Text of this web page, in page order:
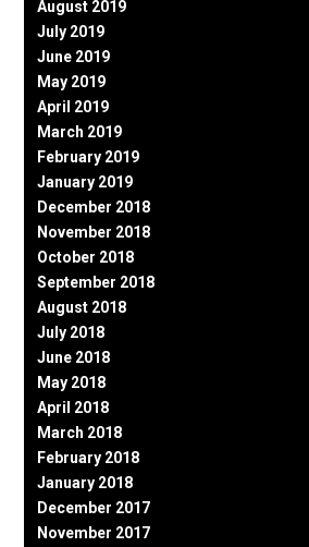
August 2019
July 2019
June 2019
May 2019
April 2019
March 2019
February 2019
January 2019
December 2018
November 2018
October 2018
September 2018
August 2018
July 2018
June 2018
May 2018
April 2018
March 2018
February 2018
January 2018
December 2017
November 2017